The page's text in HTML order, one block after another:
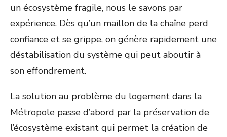
un écosystème fragile, nous le savons par
expérience. Dès qu’un maillon de la chaîne perd
confiance et se grippe, on génère rapidement une
déstabilisation du système qui peut aboutir à
son effondrement.
La solution au problème du logement dans la
Métropole passe d’abord par la préservation de
l’écosystème existant qui permet la création de